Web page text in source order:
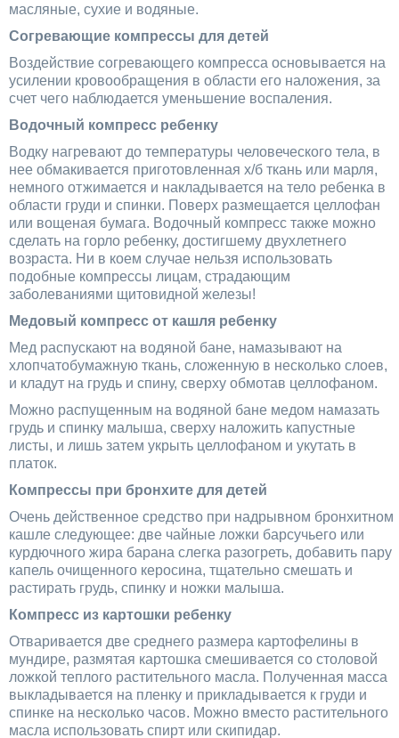
масляные, сухие и водяные.
Согревающие компрессы для детей
Воздействие согревающего компресса основывается на
усилении кровообращения в области его наложения, за
счет чего наблюдается уменьшение воспаления.
Водочный компресс ребенку
Водку нагревают до температуры человеческого тела, в
нее обмакивается приготовленная х/б ткань или марля,
немного отжимается и накладывается на тело ребенка в
области груди и спинки. Поверх размещается целлофан
или вощеная бумага. Водочный компресс также можно
сделать на горло ребенку, достигшему двухлетнего
возраста. Ни в коем случае нельзя использовать
подобные компрессы лицам, страдающим
заболеваниями щитовидной железы!
Медовый компресс от кашля ребенку
Мед распускают на водяной бане, намазывают на
хлопчатобумажную ткань, сложенную в несколько слоев,
и кладут на грудь и спину, сверху обмотав целлофаном.
Можно распущенным на водяной бане медом намазать
грудь и спинку малыша, сверху наложить капустные
листы, и лишь затем укрыть целлофаном и укутать в
платок.
Компрессы при бронхите для детей
Очень действенное средство при надрывном бронхитном
кашле следующее: две чайные ложки барсучьего или
курдючного жира барана слегка разогреть, добавить пару
капель очищенного керосина, тщательно смешать и
растирать грудь, спинку и ножки малыша.
Компресс из картошки ребенку
Отваривается две среднего размера картофелины в
мундире, размятая картошка смешивается со столовой
ложкой теплого растительного масла. Полученная масса
выкладывается на пленку и прикладывается к груди и
спинке на несколько часов. Можно вместо растительного
масла использовать спирт или скипидар.